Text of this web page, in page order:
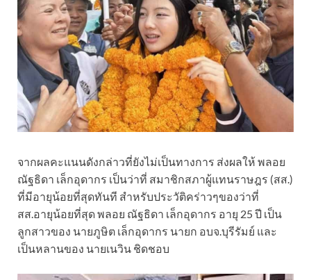
จากผลคะแนนดังกล่าวที่ยังไม่เป็นทางการ ส่งผลให้ พลอย
ณัฐธิดา เล็กอุดากร เป็นว่าที่ สมาชิกสภาผู้แทนราษฎร (สส.)
ที่มีอายุน้อยที่สุดทันที สำหรับประวัติคร่าวๆของว่าที่
สส.อายุน้อยที่สุด พลอย ณัฐธิดา เล็กอุดากร อายุ 25 ปี เป็น
ลูกสาวของ นายภูษิต เล็กอุดากร นายก อบจ.บุรีรัมย์ และ
เป็นหลานของ นายเนวิน ชิดชอบ